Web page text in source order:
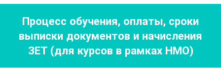
здоровья детей.
Курс также включает изучение
вопросов коммуникации и
взаимодействия с детьми и их
Процесс обучения, оплаты, сроки
выписки документов и начисления
ЗЕТ (для курсов в рамках НМО)